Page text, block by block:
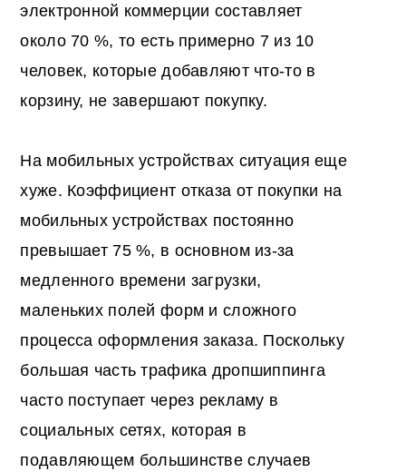
электронной коммерции составляет
около 70 %, то есть примерно 7 из 10
человек, которые добавляют что-то в
корзину, не завершают покупку.
На мобильных устройствах ситуация еще
хуже. Коэффициент отказа от покупки на
мобильных устройствах постоянно
превышает 75 %, в основном из-за
медленного времени загрузки,
маленьких полей форм и сложного
процесса оформления заказа. Поскольку
большая часть трафика дропшиппинга
часто поступает через рекламу в
социальных сетях, которая в
подавляющем большинстве случаев